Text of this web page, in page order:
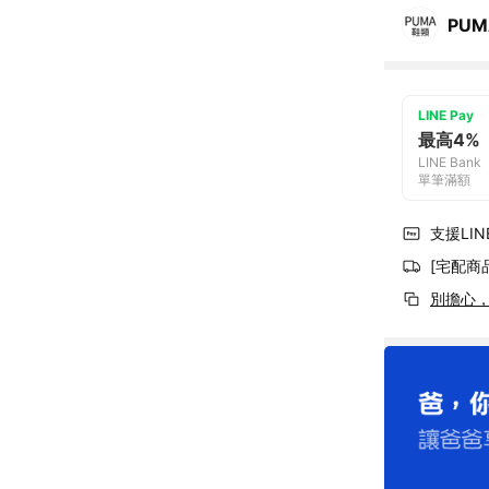
LINE Pay
最高4%
LINE Bank
單筆滿額
支援
[宅配商
別擔心